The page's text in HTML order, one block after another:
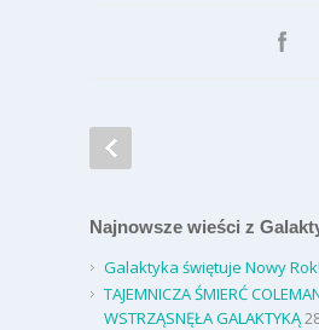
Najnowsze wieści z
Galaktyka świętuje Nowy Rok!
TAJEMNICZA ŚMIERĆ
WSTRZĄSNĘŁA GALAKTYKĄ